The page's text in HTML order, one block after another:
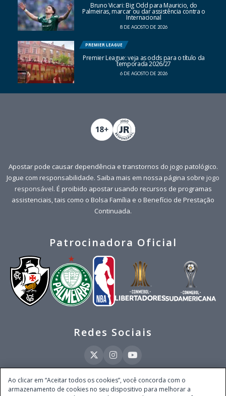
Bruno Vicari: Big Odd para Mauricio, do
Palmeiras, marcar ou dar assistência contra o
Internacional
8 DE AGOSTO DE 2026
PREMIER LEAGUE
Premier League: veja as odds para o título da
temporada 2026/27
6 DE AGOSTO DE 2026
Apostar pode causar dependência e transtornos do jogo patológico.
Jogue com responsabilidade. Saiba mais em nossa página sobre jogo
responsável. É proibido apostar usando recursos de programas
assistenciais, tais como o Bolsa Família e o Benefício de Prestação
Continuada.
Patrocinadora Oficial
Redes Sociais
Este site é operado pela Ventmear Brasil LTDA (CNPJ 52.868.380/0001-84), com
Ao clicar em “Aceitar todos os cookies”, você concorda com o
armazenamento de cookies no seu dispositivo para melhorar a